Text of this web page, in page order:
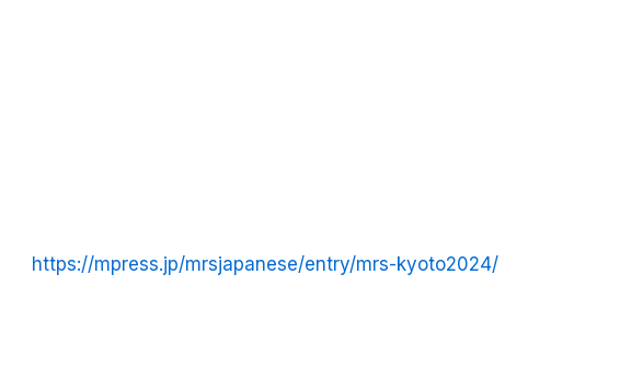
https://mpress.jp/mrsjapanese/entry/mrs-kyoto2024/